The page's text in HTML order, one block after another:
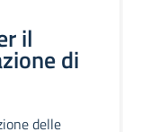
il
di
delle